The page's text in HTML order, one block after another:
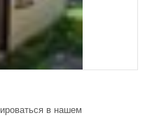
в нашем